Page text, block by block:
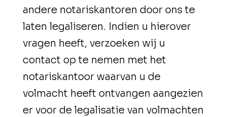
andere notariskantoren door ons te
laten legaliseren. Indien u hierover
vragen heeft, verzoeken wij u
contact op te nemen met het
notariskantoor waarvan u de
volmacht heeft ontvangen aangezien
er voor de legalisatie van volmachten